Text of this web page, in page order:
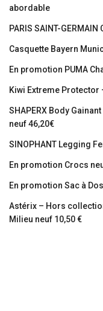
abordable
PARIS SAINT-
Casquette Bayern
En promotion PUMA
Kiwi Extreme Protector
SHAPERX Body
neuf 46,20€
SINOPHANT Legging
En promotion Crocs
En promotion Sac à
Astérix – Hors
Milieu neuf 10,50 €